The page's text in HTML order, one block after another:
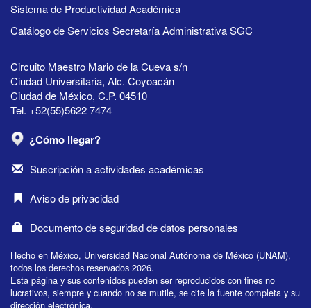
Sistema de Productividad Académica
Catálogo de Servicios Secretaría Administrativa SGC
Circuito Maestro Mario de la Cueva s/n
Ciudad Universitaria, Alc. Coyoacán
Ciudad de México, C.P. 04510
Tel. +52(55)5622 7474
¿Cómo llegar?
Suscripción a actividades académicas
Aviso de privacidad
Documento de seguridad de datos personales
Hecho en México, Universidad Nacional Autónoma de México (UNAM),
todos los derechos reservados 2026.
Esta página y sus contenidos pueden ser reproducidos con fines no
lucrativos, siempre y cuando no se mutile, se cite la fuente completa y su
dirección electrónica.